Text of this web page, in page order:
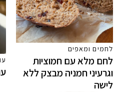
לחמים ומאפים
לחם מלא עם חמוציות
וגרעיני חמניה מבצק ללא
לישה